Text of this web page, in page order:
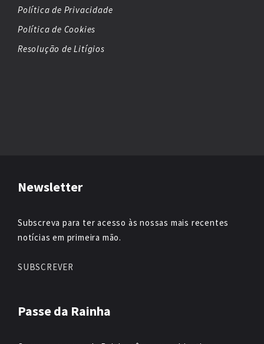
Política de Privacidade
Política de Cookies
Resolução de Litígios
Newsletter
Subscreva para ter acesso às nossas mais recentes
notícias em primeira mão.
SUBSCREVER
Passe da Rainha